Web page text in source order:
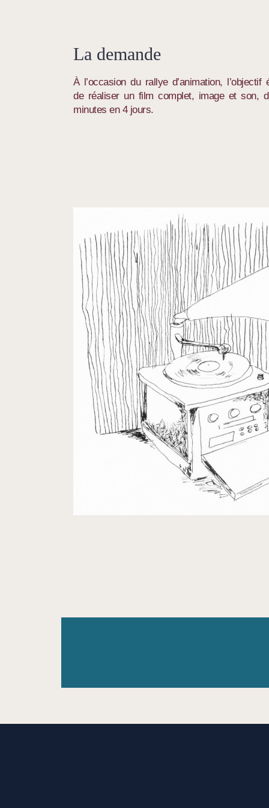
La demande
À l’occasion du rallye d’animation, l’objectif
de réaliser un film complet, image et son,
minutes en 4 jours.